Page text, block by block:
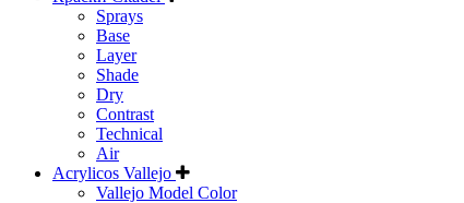
Sprays
Base
Layer
Shade
Dry
Contrast
Technical
Air
Acrylicos Vallejo
Vallejo Model Color